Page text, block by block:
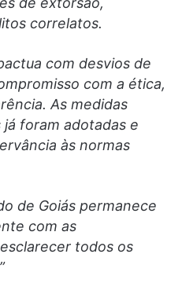
correlatos.
com desvios de
com a ética,
As medidas
foram adotadas e
às normas
de Goiás permanece
com as
todos os